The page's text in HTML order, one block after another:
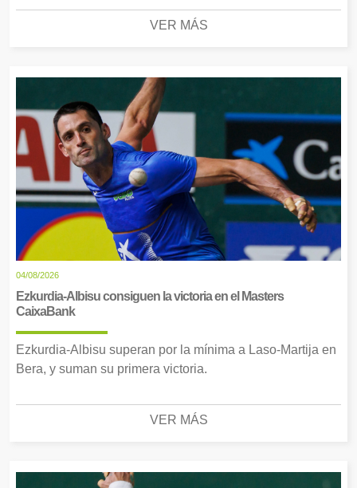
VER MÁS
04/08/2026
Ezkurdia-Albisu consiguen la victoria en el Masters
CaixaBank
Ezkurdia-Albisu superan por la mínima a Laso-Martija en
Bera, y suman su primera victoria.
VER MÁS